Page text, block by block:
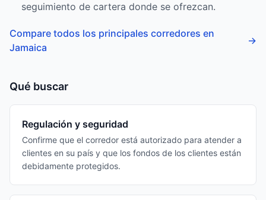
seguimiento de cartera donde se ofrezcan.
Compare todos los principales corredores en
Jamaica
→
Qué buscar
Regulación y seguridad
Confirme que el corredor está autorizado para atender a
clientes en su país y que los fondos de los clientes están
debidamente protegidos.